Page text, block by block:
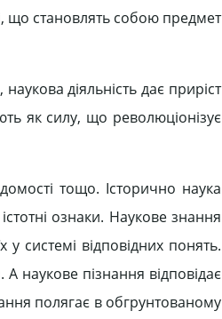
що становлять собою предмет
діяльність дає приріст
як силу, що революціонізує
тощо. Історично наука
ознаки. Наукове знання
системі відповідних понять.
наукове пізнання відповідає
полягає в обгрунтованому